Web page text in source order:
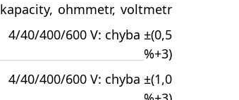
kapacity, ohmmetr, voltmetr
4/40/400/600 V: chyba ±(0,5
%+3)
4/40/400/600 V: chyba ±(1,0